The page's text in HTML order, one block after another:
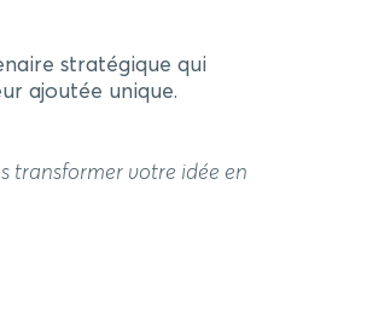
stratégique qui
ajoutée unique.
transformer votre idée en